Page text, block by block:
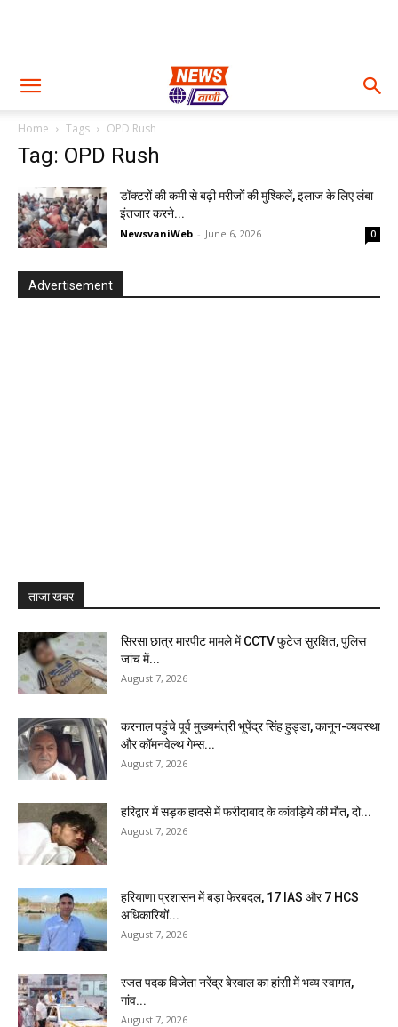
Home Tags OPD Rush
Tag: OPD Rush
डॉक्टरों की कमी से बढ़ी मरीजों की मुश्किलें, इलाज के लिए लंबा
इंतजार करने...
NewsvaniWeb - June 6, 2026 0
Advertisement
ताजा खबर
सिरसा छात्र मारपीट मामले में CCTV फुटेज सुरक्षित, पुलिस
जांच में...
August 7, 2026
करनाल पहुंचे पूर्व मुख्यमंत्री भूपेंद्र सिंह हुड्डा, कानून-व्यवस्था
और कॉमनवेल्थ गेम्स...
August 7, 2026
हरिद्वार में सड़क हादसे में फरीदाबाद के कांवड़िये की मौत, दो...
August 7, 2026
हरियाणा प्रशासन में बड़ा फेरबदल, 17 IAS और 7 HCS
अधिकारियों...
August 7, 2026
रजत पदक विजेता नरेंद्र बेरवाल का हांसी में भव्य स्वागत,
गांव...
August 7, 2026